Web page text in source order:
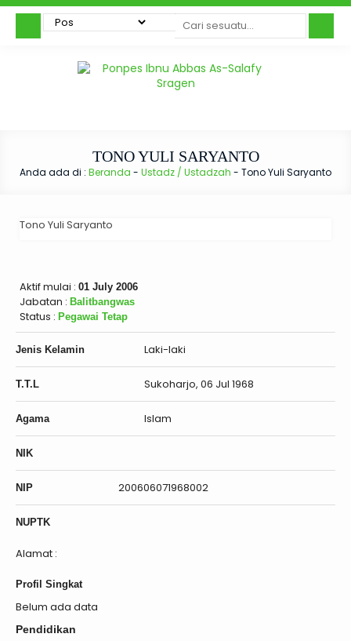
TONO YULI SARYANTO
Anda ada di : Beranda - Ustadz / Ustadzah - Tono Yuli Saryanto
Tono Yuli Saryanto
Aktif mulai : 01 July 2006
Jabatan : Balitbangwas
Status : Pegawai Tetap
Jenis Kelamin Laki-laki
T.T.L Sukoharjo, 06 Jul 1968
Agama Islam
NIK
NIP 200606071968002
NUPTK
Alamat :
Profil Singkat
Belum ada data
Pendidikan